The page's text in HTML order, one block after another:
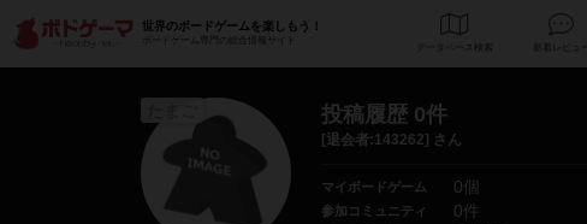
世界のボードゲームを楽しもう！
ボードゲーム専門の総合情報サイト
データベース
投稿履歴 0件
[退会者:143262] さん
マイボードゲーム 0個
参加コミュニティ 0件